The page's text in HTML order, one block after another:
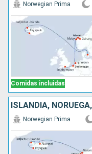
Comidas incluidas
Norwegian Prima
Norwegian Prima